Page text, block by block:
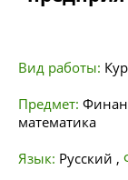
Вид работы:
Предмет:
математика
Язык: Русский ,